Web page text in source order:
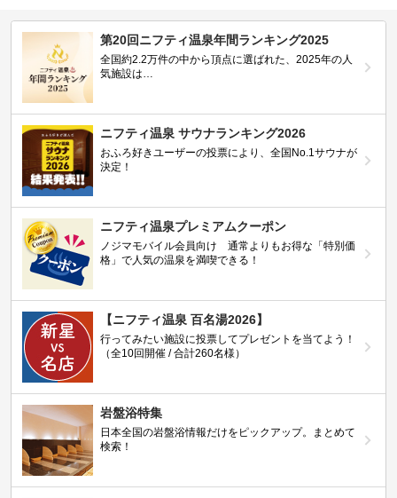
第20回ニフティ温泉年間ランキング2025
全国約2.2万件の中から頂点に選ばれた、2025年の人
気施設は…
ニフティ温泉 サウナランキング2026
おふろ好きユーザーの投票により、全国No.1サウナが
決定！
ニフティ温泉プレミアムクーポン
ノジマモバイル会員向け 通常よりもお得な「特別価
格」で人気の温泉を満喫できる！
【ニフティ温泉 百名湯2026】
行ってみたい施設に投票してプレゼントを当てよう！
（全10回開催 / 合計260名様）
岩盤浴特集
日本全国の岩盤浴情報だけをピックアップ。まとめて
検索！